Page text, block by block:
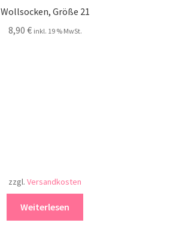
Wollsocken, Größe 21
8,90 € inkl. 19 % MwSt.
zzgl. Versandkosten
Weiterlesen